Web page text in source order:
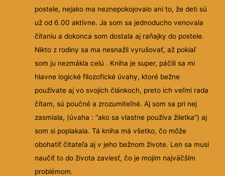
postele, nejako ma neznepokojovalo ani to, že deti sú
už od 6.00 aktívne. Ja som sa jednoducho venovala
čítaniu a dokonca som dostala aj raňajky do postele.
Nikto z rodiny sa ma nesnažil vyrušovať, až pokiaľ
som ju nezmákla celú . Kniha je super, páčili sa mi
hlavne logické filozofické úvahy, ktoré bežne
používate aj vo svojich článkoch, preto ich veľmi rada
čítam, sú poučné a zrozumiteľné. Aj som sa pri nej
zasmiala, (úvaha : “ako sa vlastne používa žiletka”) aj
som si poplakala. Tá kniha má všetko, čo môže
obohatiť čitateľa aj v jeho bežnom živote. Len sa musí
naučiť to do života zaviesť, čo je mojim najväčším
problémom.